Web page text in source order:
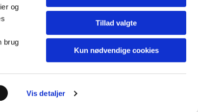
og
brug
Vis detaljer
Tillad valgte
Kun nødvendige cookies